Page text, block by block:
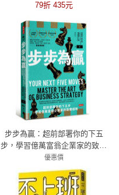
79折 435元
步步為贏：超前部署你的下五
步，學習億萬富翁企業家的致勝
謀略
優惠價
79折 379元